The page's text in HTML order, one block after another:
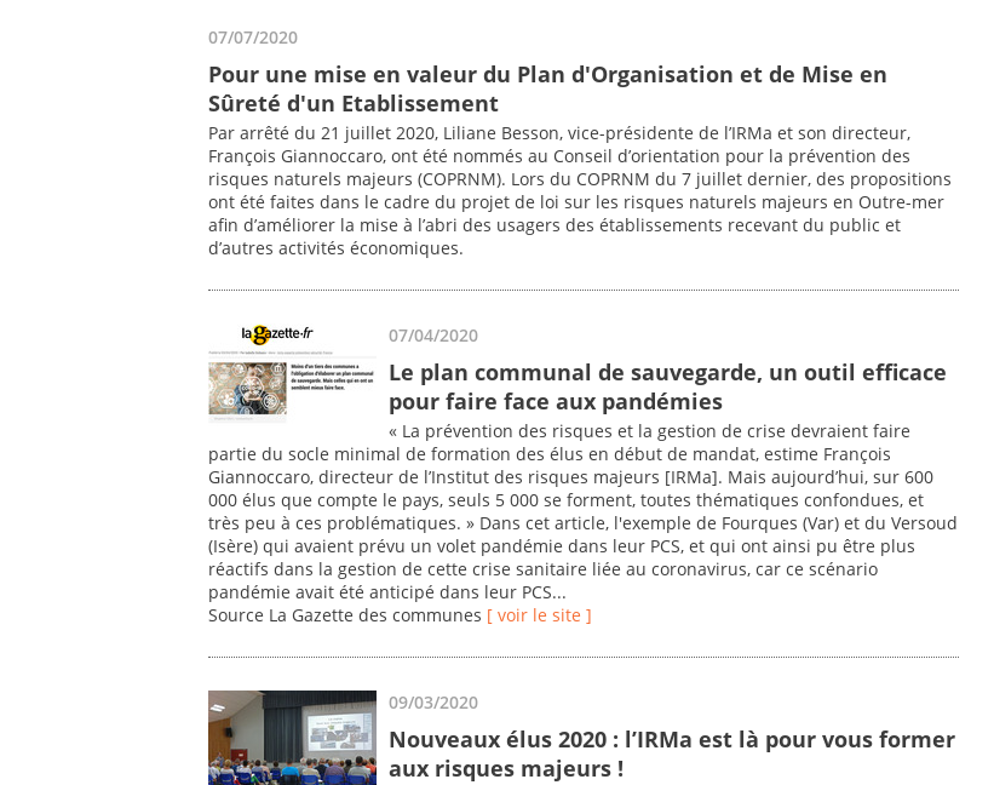
07/07/2020
Pour une mise en valeur du Plan d'Organisation et de Mise en
Sûreté d'un Etablissement
Par arrêté du 21 juillet 2020, Liliane Besson, vice-présidente de l’IRMa et son directeur,
François Giannoccaro, ont été nommés au Conseil d’orientation pour la prévention des
risques naturels majeurs (COPRNM). Lors du COPRNM du 7 juillet dernier, des propositions
ont été faites dans le cadre du projet de loi sur les risques naturels majeurs en Outre-mer
afin d’améliorer la mise à l’abri des usagers des établissements recevant du public et
d’autres activités économiques.
07/04/2020
Le plan communal de sauvegarde, un outil efficace
pour faire face aux pandémies
« La prévention des risques et la gestion de crise devraient faire
partie du socle minimal de formation des élus en début de mandat, estime François
Giannoccaro, directeur de l’Institut des risques majeurs [IRMa]. Mais aujourd’hui, sur 600
000 élus que compte le pays, seuls 5 000 se forment, toutes thématiques confondues, et
très peu à ces problématiques. » Dans cet article, l'exemple de Fourques (Var) et du Versoud
(Isère) qui avaient prévu un volet pandémie dans leur PCS, et qui ont ainsi pu être plus
réactifs dans la gestion de cette crise sanitaire liée au coronavirus, car ce scénario
pandémie avait été anticipé dans leur PCS...
Source La Gazette des communes [ voir le site ]
09/03/2020
Nouveaux élus 2020 : l’IRMa est là pour vous former
aux risques majeurs !